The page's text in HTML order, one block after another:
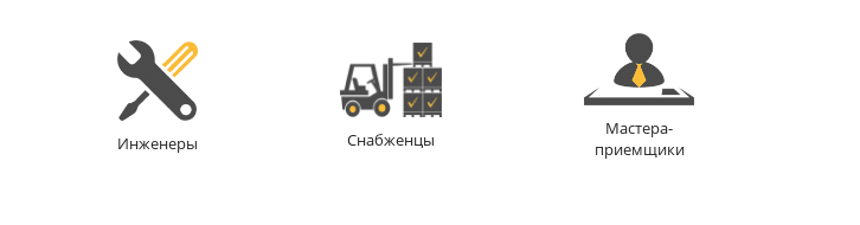
Инженеры Снабженцы
Мастера-
приемщики